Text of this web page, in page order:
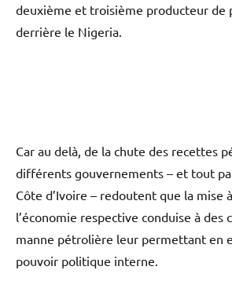
deuxième et troisième producteur de
derrière le Nigeria.
Car au delà, de la chute des recettes
différents gouvernements – et tout
Côte d’Ivoire – redoutent que la mise
l’économie respective conduise à des
manne pétrolière leur permettant en
pouvoir politique interne.